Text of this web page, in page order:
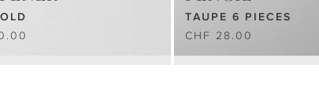
TAUPE 6 PIECES
CHF 28.00